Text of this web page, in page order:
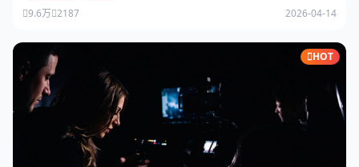
9.6万 2187 2026-04-14
HOT